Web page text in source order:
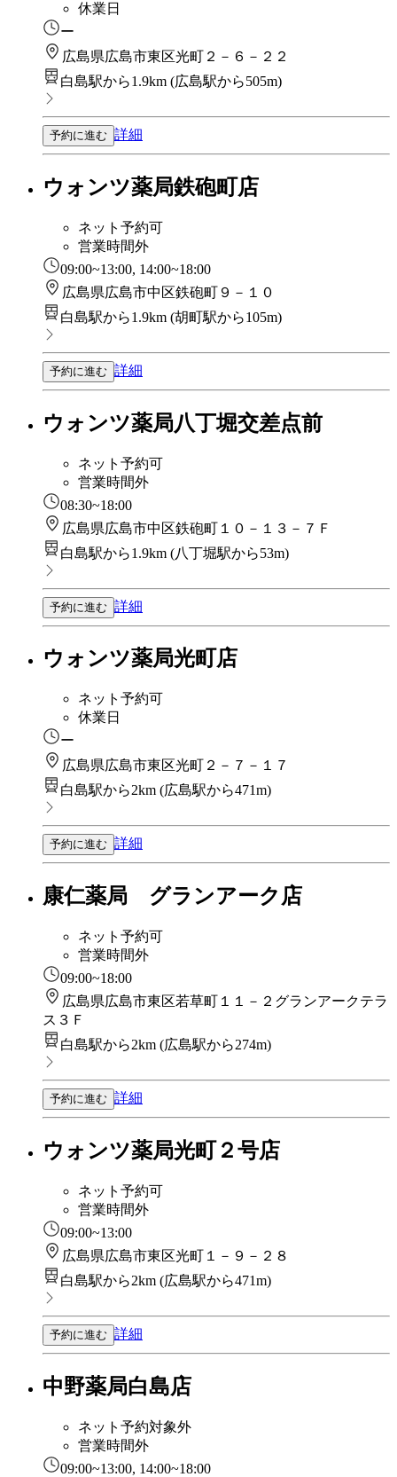
休業日
ー
広島県広島市東区光町２－６－２２
白島駅から1.9km (広島駅から505m)
予約に進む 詳細
ウォンツ薬局鉄砲町店
ネット予約可
営業時間外
09:00~13:00, 14:00~18:00
広島県広島市中区鉄砲町９－１０
白島駅から1.9km (胡町駅から105m)
予約に進む 詳細
ウォンツ薬局八丁堀交差点前
ネット予約可
営業時間外
08:30~18:00
広島県広島市中区鉄砲町１０－１３－７Ｆ
白島駅から1.9km (八丁堀駅から53m)
予約に進む 詳細
ウォンツ薬局光町店
ネット予約可
休業日
ー
広島県広島市東区光町２－７－１７
白島駅から2km (広島駅から471m)
予約に進む 詳細
康仁薬局 グランアーク店
ネット予約可
営業時間外
09:00~18:00
広島県広島市東区若草町１１－２グランアークテラ
ス３Ｆ
白島駅から2km (広島駅から274m)
予約に進む 詳細
ウォンツ薬局光町２号店
ネット予約可
営業時間外
09:00~13:00
広島県広島市東区光町１－９－２８
白島駅から2km (広島駅から471m)
予約に進む 詳細
中野薬局白島店
ネット予約対象外
営業時間外
09:00~13:00, 14:00~18:00